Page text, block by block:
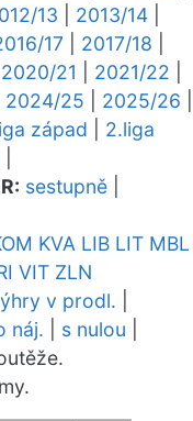
13 2013/14
17 2017/18
2020/21 2021/22
2024/25 2025/26
západ
2.liga
sestupně
KVA LIB LIT MBL
VIT ZLN
v prodl.
náj. s nulou